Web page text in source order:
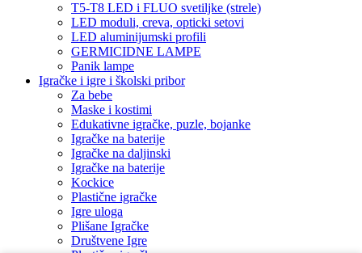
T5-T8 LED i FLUO svetiljke (strele)
LED moduli, creva, opticki setovi
LED aluminijumski profili
GERMICIDNE LAMPE
Panik lampe
Igračke i igre i školski pribor
Za bebe
Maske i kostimi
Edukativne igračke, puzle, bojanke
Igračke na baterije
Igračke na daljinski
Igračke na baterije
Kockice
Plastične igračke
Igre uloga
Plišane Igračke
Društvene Igre